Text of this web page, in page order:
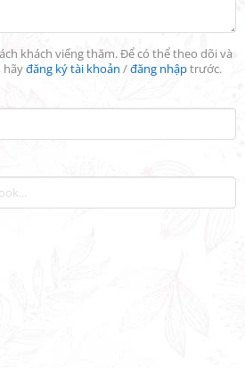
khách viếng thăm. Để có thể theo dõi và
hãyđăng ký tài khoản /đăng nhậptrước.